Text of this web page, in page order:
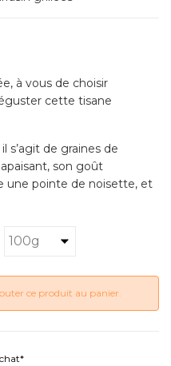
à vous de choisir
cette tisane
s’agit de graines de
son goût
une pointe de noisette, et
ce produit au panier.